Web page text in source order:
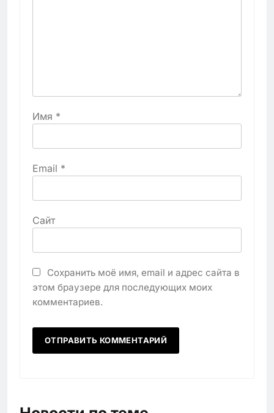
Имя *
Email *
Сайт
Сохранить моё имя, email и адрес сайта в
этом браузере для последующих моих
комментариев.